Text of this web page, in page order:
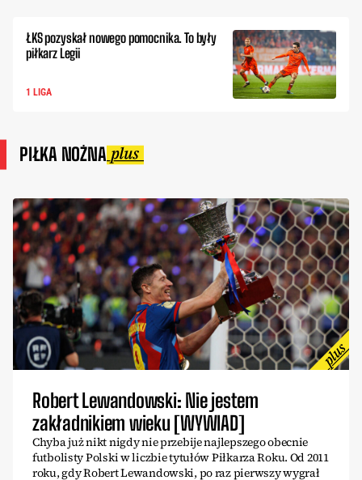
ŁKS pozyskał nowego pomocnika. To były
piłkarz Legii
1 LIGA
PIŁKA NOŻNA
Robert Lewandowski: Nie jestem
zakładnikiem wieku [WYWIAD]
Chyba już nikt nigdy nie przebije najlepszego obecnie
futbolisty Polski w liczbie tytułów Piłkarza Roku. Od 2011
roku, gdy Robert Lewandowski, po raz pierwszy wygrał